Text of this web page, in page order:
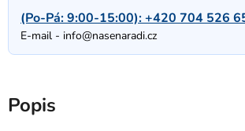
(Po-Pá: 9:00-15:00):+420 704 526
E-mail - info@nasenaradi.cz
Popis